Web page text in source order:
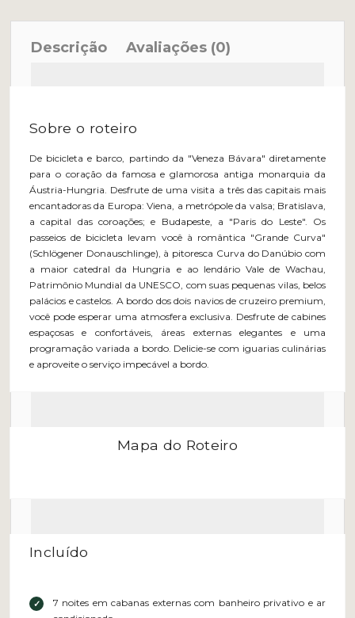
Descrição Avaliações (0)
Sobre o roteiro
De bicicleta e barco, partindo da "Veneza Bávara" diretamente
para o coração da famosa e glamorosa antiga monarquia da
Áustria-Hungria. Desfrute de uma visita a três das capitais mais
encantadoras da Europa: Viena, a metrópole da valsa; Bratislava,
a capital das coroações; e Budapeste, a "Paris do Leste". Os
passeios de bicicleta levam você à romântica "Grande Curva"
(Schlögener Donauschlinge), à ​​pitoresca Curva do Danúbio com
a maior catedral da Hungria e ao lendário Vale de Wachau,
Patrimônio Mundial da UNESCO, com suas pequenas vilas, belos
palácios e castelos. A bordo dos dois navios de cruzeiro premium,
você pode esperar uma atmosfera exclusiva. Desfrute de cabines
espaçosas e confortáveis, áreas externas elegantes e uma
programação variada a bordo. Delicie-se com iguarias culinárias
e aproveite o serviço impecável a bordo.
Mapa do Roteiro
Incluído
7 noites em cabanas externas com banheiro privativo e ar